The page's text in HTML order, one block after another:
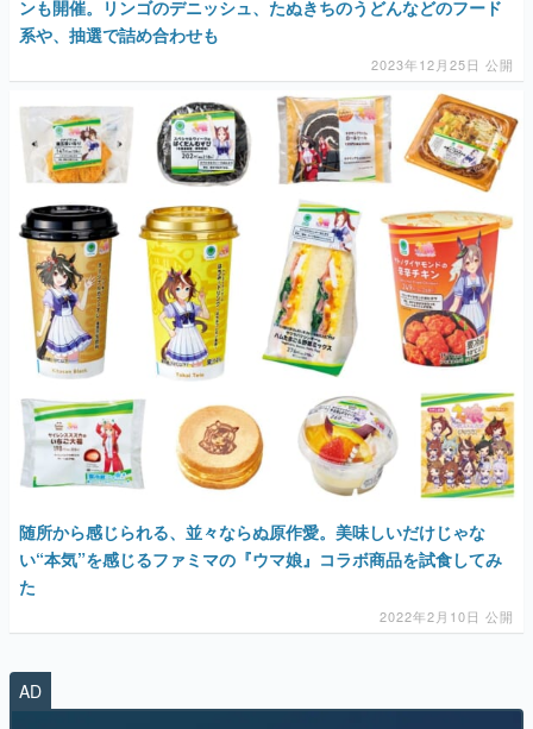
ンも開催。リンゴのデニッシュ、たぬきちのうどんなどのフード
系や、抽選で詰め合わせも
2023年12月25日 公開
随所から感じられる、並々ならぬ原作愛。美味しいだけじゃな
い“本気”を感じるファミマの『ウマ娘』コラボ商品を試食してみ
た
2022年2月10日 公開
AD